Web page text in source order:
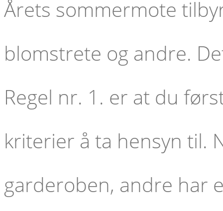
Årets sommermote
blomstrete og andre.
Regel nr. 1. er at du
kriterier å ta hensyn til.
garderoben, andre har